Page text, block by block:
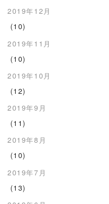
2019年12月
(10)
2019年11月
(10)
2019年10月
(12)
2019年9月
(11)
2019年8月
(10)
2019年7月
(13)